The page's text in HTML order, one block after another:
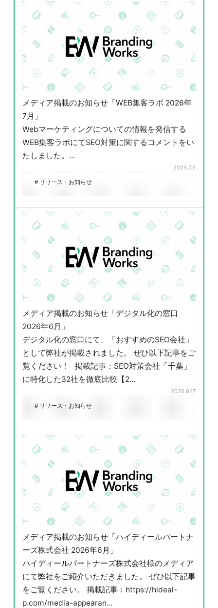
メディア掲載のお知らせ「WEB集客ラボ 2026年
7月」
Webマーケティングについての情報を発信する
WEB集客ラボにてSEO対策に関するコメントをい
たしました。…
2026.7.9
# リリース・お知らせ
メディア掲載のお知らせ「デジタル化の窓口
2026年6月」
デジタル化の窓口にて、「おすすめのSEO会社」
として弊社が掲載されました。 ぜひ以下記事をご
覧ください！ 掲載記事：SEO対策会社「千葉」
に特化した32社を徹底比較【2…
2026.6.17
# リリース・お知らせ
メディア掲載のお知らせ「ハイディールパートナ
ーズ株式会社 2026年6月」
ハイディールパートナーズ株式会社様のメディア
にて弊社をご紹介いただきました。 ぜひ以下記事
をご覧ください。 掲載記事：https://hideal-
p.com/media-appearan…